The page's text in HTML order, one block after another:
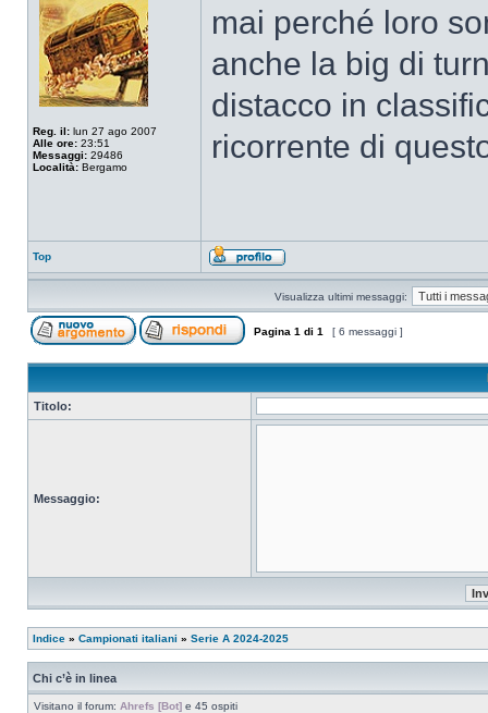
Reg. il: lun 27 ago 2007
Alle ore: 23:51
Messaggi: 29486
Località: Bergamo
mai perché loro
anche la big di
distacco in
ricorrente di
Top
Visualizza ultimi messaggi:
Pagina 1 di 1 [ 6 messaggi ]
Titolo:
Messaggio:
Indice » Campionati italiani » Serie A 2024-2025
Chi c’è in linea
Visitano il forum: Ahrefs [Bot] e 45 ospiti